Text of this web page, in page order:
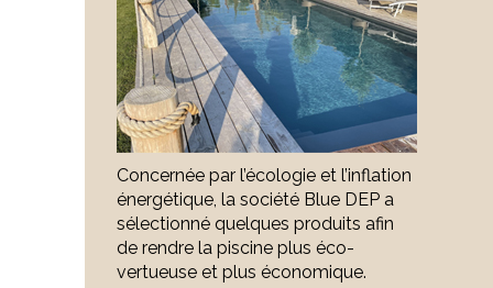
Concernée par l’écologie et l’inflation
énergétique, la société Blue DEP a
sélectionné quelques produits afin
de rendre la piscine plus éco-
vertueuse et plus économique.